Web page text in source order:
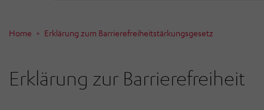
Home Erklärung zum Barrierefreiheitstärkungsgesetz
Erklärung zur Barrierefreiheit